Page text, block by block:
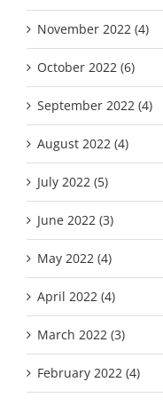
November 2022 (4)
October 2022 (6)
September 2022 (4)
August 2022 (4)
July 2022 (5)
June 2022 (3)
May 2022 (4)
April 2022 (4)
March 2022 (3)
February 2022 (4)